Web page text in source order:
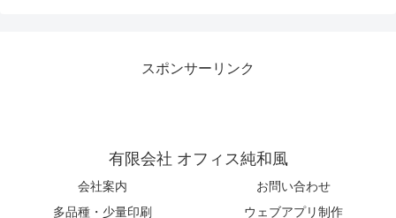
スポンサーリンク
有限会社 オフィス純和風
会社案内
お問い合わせ
多品種・少量印刷
ウェブアプリ制作